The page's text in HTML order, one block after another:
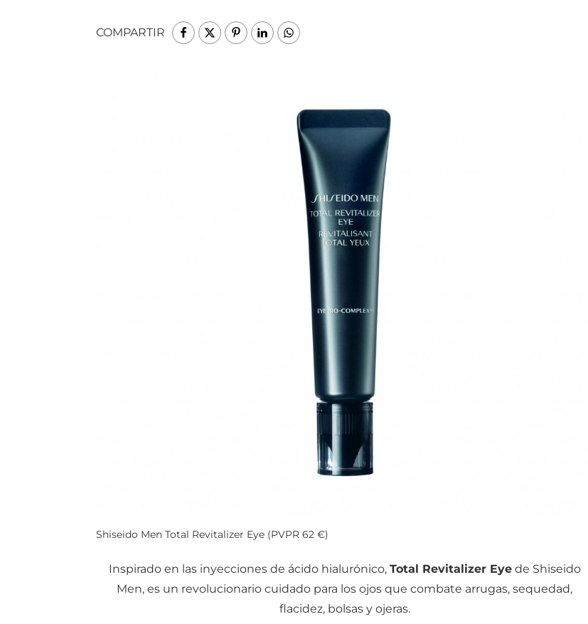
COMPARTIR
Shiseido Men Total Revitalizer Eye (PVPR 62 €)
Inspirado en las inyecciones de ácido hialurónico, Total Revitalizer Eyede Shiseido
Men, es un revolucionario cuidado para los ojos que combate arrugas, sequedad,
flacidez, bolsas y ojeras.